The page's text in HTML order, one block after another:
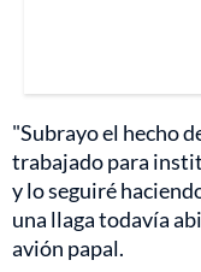
"Subrayo el hecho
trabajado para
y lo seguiré
una llaga todavía
avión papal.